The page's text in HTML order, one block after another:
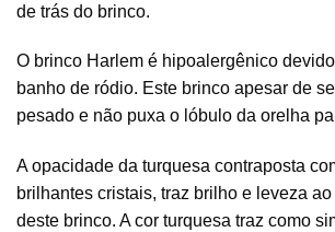
de trás do brinco.
O brinco Harlem é hipoalergênico
banho de ródio. Este brinco apesar de
pesado e não puxa o lóbulo da orelha
A opacidade da turquesa contraposta
brilhantes cristais, traz brilho e leveza
deste brinco. A cor turquesa traz como